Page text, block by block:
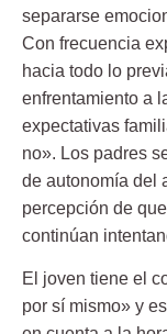
separarse
Con frecuencia
hacia todo lo
enfrentamiento a
expectativas
no». Los padres
de autonomía del
percepción de
continúan
El joven tiene el
por sí mismo» y